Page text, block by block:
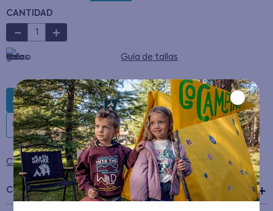
CANTIDAD
＋
－
Guía de tallas
AGREGAR AL CARRITO
Condiciones para cambios y devoluciones
Características